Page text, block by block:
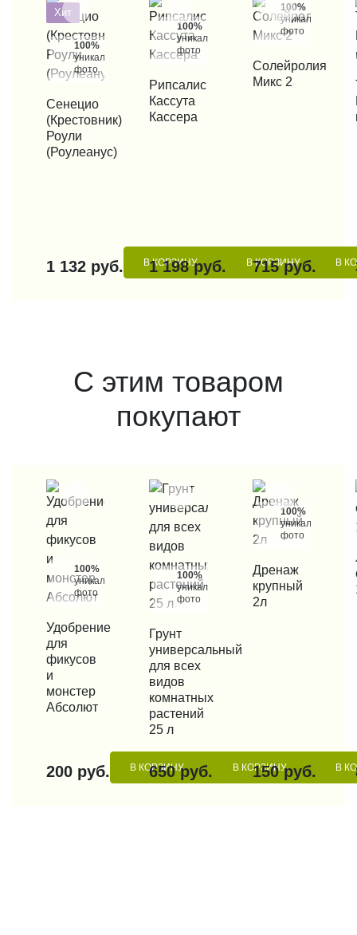
Хит
100%
уникальные
фото
КУПИТЬ В 1 КЛИК
Сенецио
(Крестовник)
Роули
(Роулеанус)
1 132 руб. В КОРЗИНУ
100%
уникальные
фото
КУПИТЬ В 1 КЛИК
Рипсалис
Кассута
Кассера
1 198 руб. В КОРЗИНУ
100%
уникальные
фото
КУПИТЬ В 1 КЛИК
Солейролия
Микс 2
715 руб. В
С этим товаром
покупают
100%
уникальные
фото
КУПИТЬ В 1 КЛИК
Удобрение
для
фикусов
и
монстер
Абсолют
200 руб. В КОРЗИНУ
100%
уникальные
фото
КУПИТЬ В 1 КЛИК
Грунт
универсальный
для всех
видов
комнатных
растений
25 л
650 руб. В КОРЗИНУ
100%
уникальные
фото
КУПИТЬ В 1 КЛИК
Дренаж
крупный
2л
150 руб. В